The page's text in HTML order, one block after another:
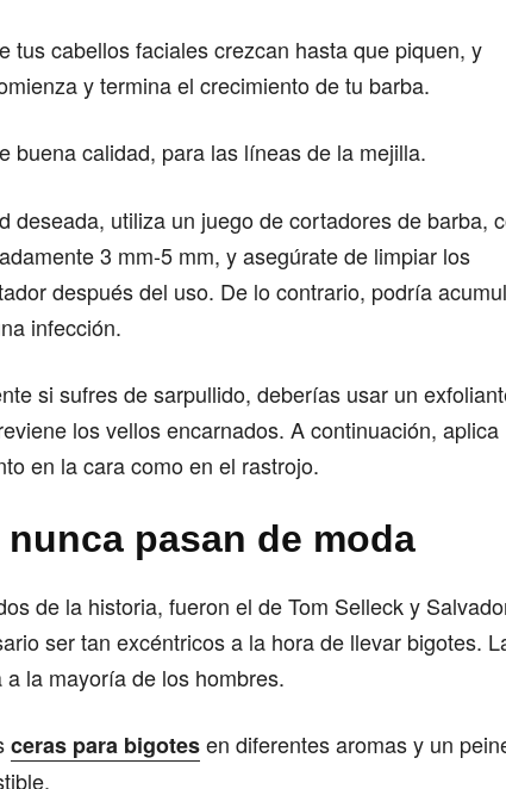
tus cabellos faciales crezcan hasta que piquen, y
y termina el crecimiento de tu barba.
buena calidad, para las líneas de la mejilla.
deseada, utiliza un juego de cortadores de barba,
3 mm-5 mm, y asegúrate de limpiar los
después del uso. De lo contrario, podría
infección.
si sufres de sarpullido, deberías usar un
los vellos encarnados. A continuación, aplica
en la cara como en el rastrojo.
pasan de moda
de la historia, fueron el de Tom Selleck y
ser tan excéntricos a la hora de llevar bigotes.
la mayoría de los hombres.
ceras para bigotesen diferentes aromas y un